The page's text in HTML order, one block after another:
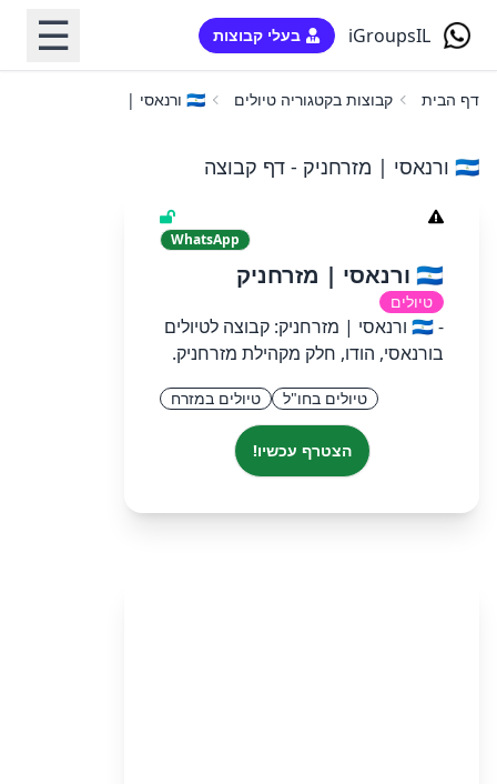
iGroupsIL בעלי קבוצות ☰
דף הבית קבוצות בקטגוריה טיולים 🇮🇳 ורנאסי | מזרחניק
🇮🇳 ורנאסי | מזרחניק - דף קבוצה
WhatsApp
🇮🇳 ורנאסי | מזרחניק
טיולים
- 🇮🇳 ורנאסי | מזרחניק: קבוצה לטיולים
בורנאסי, הודו, חלק מקהילת מזרחניק.
טיולים בחו"ל טיולים במזרח
הצטרף עכשיו!